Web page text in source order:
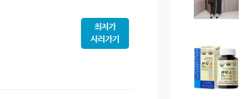
최저가
사러가기